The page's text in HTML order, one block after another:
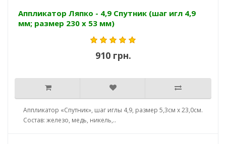
Аппликатор Ляпко - 4,9 Спутник (шаг игл 4,9
мм; размер 230 х 53 мм)
910 грн.
Аппликатор «Спутник», шаг иглы 4,9, размер 5,3см х 23,0см.
Состав: железо, медь, никель,..